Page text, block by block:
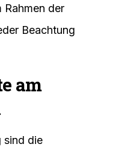
Rahmen der
Beachtung
am
sind die